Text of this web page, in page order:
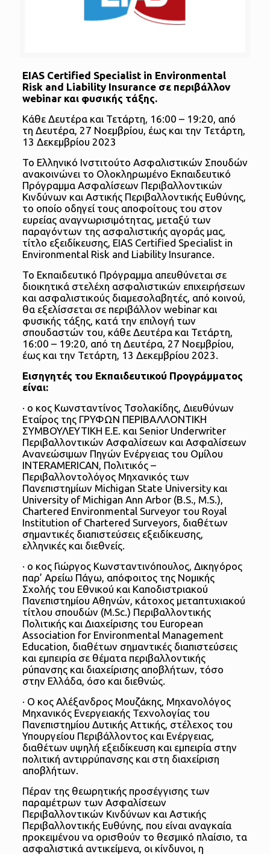
EIAS Certified Specialist in Environmental
Risk and Liability Insurance σε περιβάλλον
webinar και φυσικής τάξης.
Κάθε Δευτέρα και Τετάρτη, 16:00 – 19:20, από
τη Δευτέρα, 27 Νοεμβρίου, έως και την Τετάρτη,
13 Δεκεμβρίου 2023
Το Ελληνικό Ινστιτούτο Ασφαλιστικών Σπουδών
ανακοινώνει το Ολοκληρωμένο Εκπαιδευτικό
Πρόγραμμα Ασφαλίσεων Περιβαλλοντικών
Κινδύνων και Αστικής Περιβαλλοντικής Ευθύνης,
το οποίο οδηγεί τους αποφοίτους του στον
ευρείας αναγνωρισιμότητας, μεταξύ των
παραγόντων της ασφαλιστικής αγοράς μας,
τίτλο εξειδίκευσης, EIAS Certified Specialist in
Environmental Risk and Liability Insurance.
Το Εκπαιδευτικό Πρόγραμμα απευθύνεται σε
διοικητικά στελέχη ασφαλιστικών επιχειρήσεων
και ασφαλιστικούς διαμεσολαβητές, από κοινού,
θα εξελίσσεται σε περιβάλλον webinar και
φυσικής τάξης, κατά την επιλογή των
σπουδαστών του, κάθε Δευτέρα και Τετάρτη,
16:00 – 19:20, από τη Δευτέρα, 27 Νοεμβρίου,
έως και την Τετάρτη, 13 Δεκεμβρίου 2023.
Εισηγητές του Εκπαιδευτικού Προγράμματος
είναι:
· ο κος Κωνσταντίνος Τσολακίδης, Διευθύνων
Εταίρος της ΓΡΥΦΩΝ ΠΕΡΙΒΑΛΛΟΝΤΙΚΗ
ΣΥΜΒΟΥΛΕΥΤΙΚΗ Ε.Ε. και Senior Underwriter
Περιβαλλοντικών Ασφαλίσεων και Ασφαλίσεων
Ανανεώσιμων Πηγών Ενέργειας του Ομίλου
INTERAMERICAN, Πολιτικός –
Περιβαλλοντολόγος Μηχανικός των
Πανεπιστημίων Michigan State University και
University of Michigan Ann Arbor (B.S., M.S.),
Chartered Environmental Surveyor του Royal
Institution of Chartered Surveyors, διαθέτων
σημαντικές διαπιστεύσεις εξειδίκευσης,
ελληνικές και διεθνείς.
· ο κος Γιώργος Κωνσταντινόπουλος, Δικηγόρος
παρ’ Αρείω Πάγω, απόφοιτος της Νομικής
Σχολής του Εθνικού και Καποδιστριακού
Πανεπιστημίου Αθηνών, κάτοχος μεταπτυχιακού
τίτλου σπουδών (Μ.Sc.) Περιβαλλοντικής
Πολιτικής και Διαχείρισης του European
Association for Environmental Management
Education, διαθέτων σημαντικές διαπιστεύσεις
και εμπειρία σε θέματα περιβαλλοντικής
ρύπανσης και διαχείρισης αποβλήτων, τόσο
στην Ελλάδα, όσο και διεθνώς.
· Ο κος Αλέξανδρος Μουζάκης, Μηχανολόγος
Μηχανικός Ενεργειακής Τεχνολογίας του
Πανεπιστημίου Δυτικής Αττικής, στέλεχος του
Υπουργείου Περιβάλλοντος και Ενέργειας,
διαθέτων υψηλή εξειδίκευση και εμπειρία στην
πολιτική αντιρρύπανσης και στη διαχείριση
αποβλήτων.
Πέραν της θεωρητικής προσέγγισης των
παραμέτρων των Ασφαλίσεων
Περιβαλλοντικών Κινδύνων και Αστικής
Περιβαλλοντικής Ευθύνης, που είναι αναγκαία
προκειμένου να ορισθούν το θεσμικό πλαίσιο, τα
ασφαλιστικά αντικείμενα, οι κίνδυνοι, η